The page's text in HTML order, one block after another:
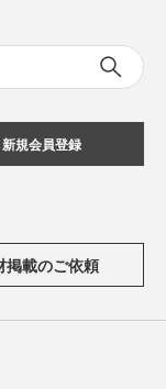
新規会員登録
掲載のご依頼